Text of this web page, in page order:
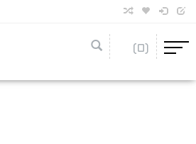
(0)